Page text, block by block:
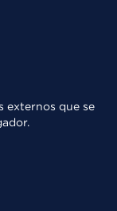
externos que se